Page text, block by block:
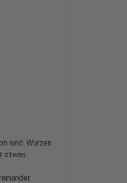
sind .Würzen
etwas